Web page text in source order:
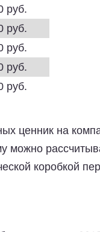
руб.
руб.
руб.
руб.
руб.
ценник на
можно
коробкой